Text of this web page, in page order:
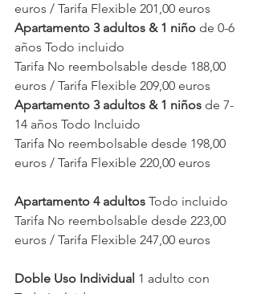
euros / Tarifa Flexible 201,00 euros
Apartamento 3 adultos & 1 niño de 0-6
años Todo incluido
Tarifa No reembolsable desde 188,00
euros / Tarifa Flexible 209,00 euros
Apartamento 3 adultos & 1 niños de 7-
14 años Todo Incluido
Tarifa No reembolsable desde 198,00
euros / Tarifa Flexible 220,00 euros
Apartamento 4 adultos Todo incluido
Tarifa No reembolsable desde 223,00
euros / Tarifa Flexible 247,00 euros
Doble Uso Individual 1 adulto con